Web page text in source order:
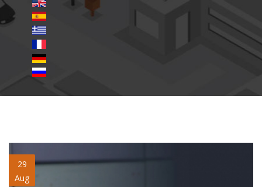
29
Aug
Data-Driven-Decision-